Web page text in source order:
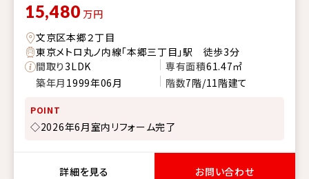
15,480 万円
文京区本郷２丁目
東京メトロ丸ノ内線「本郷三丁目」駅 徒歩3分
間取り3LDK 専有面積61.47㎡
築年月 1999年06月 階数7階/11階建て
POINT
◇2026年6月室内リフォーム完了
詳細を見る お問い合わせ